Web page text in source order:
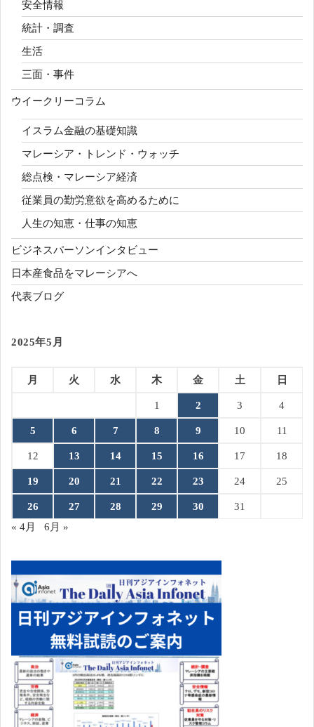
安全情報
統計・調査
生活
三面・事件
ウイークリーコラム
イスラム金融の基礎知識
マレーシア・トレンド・ウォッチ
総点検・マレーシア経済
従業員の勤労意欲を高めるために
人生の知恵・仕事の知恵
ビジネスパーソンインタビュー
日本産食品をマレーシアへ
代表ブログ
2025年5月
月 火 水 木 金 土 日
1 2 3 4
5 6 7 8 9 10 11
12 13 14 15 16 17 18
19 20 21 22 23 24 25
26 27 28 29 30
31
« 4月
6月 »